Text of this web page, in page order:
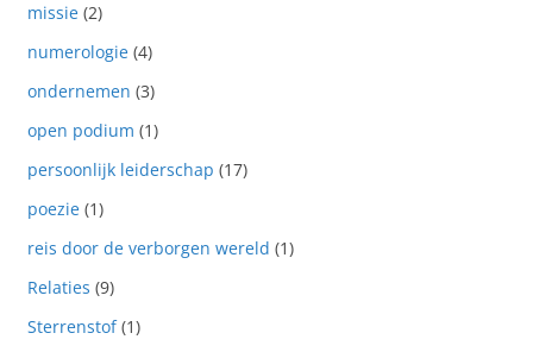
missie(2)
numerologie(4)
ondernemen (3)
open podium (1)
persoonlijk leiderschap (17)
poezie(1)
reis door de verborgen wereld (1)
Relaties (9)
Sterrenstof(1)